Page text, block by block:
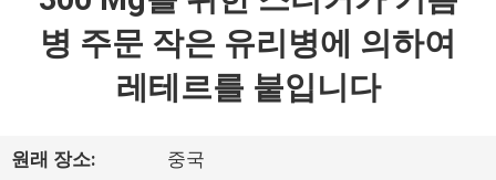
우
병 주문 작은 유리병에 의하여
레테르를 붙입니다
원래 장소: 중국